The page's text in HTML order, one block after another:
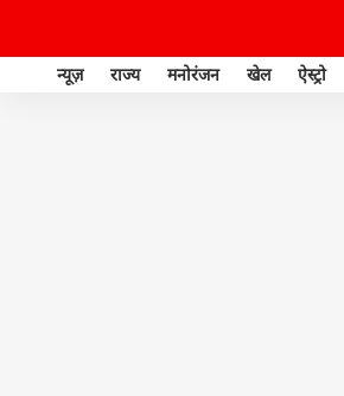
न्यूज़ राज्य मनोरंजन खेल ऐस्ट्रो